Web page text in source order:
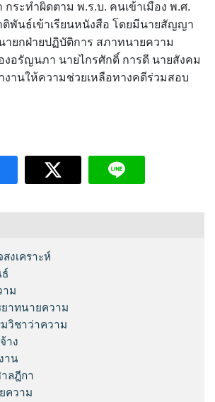
กระทำผิดตาม พ.ร.บ. คนเข้าเมือง พ.ศ.
ติพันธ์เข้าเรียนหนังสือ โดยมีนายสัญญา
ายกฝ่ายปฏิบัติการ สภาทนายความ
งอรัญนภา นายไกรศักดิ์ การดี นายสังคม
านให้ความช่วยเหลือทางคดีร่วมสอบ
งเคราะห์
าม
าทนายความ
วิชาว่าความ
าง
าน
ลฎีกา
ความ